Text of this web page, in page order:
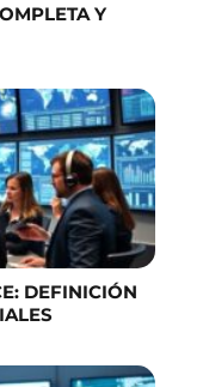
Y
DEFINICIÓN